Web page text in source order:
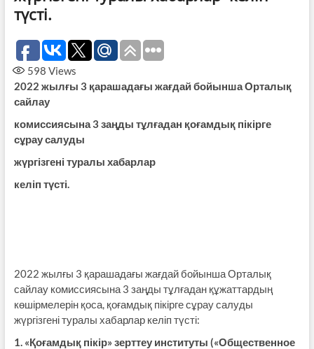
түсті.
598 Views
2022 жылғы 3 қарашадағы жағдай бойынша Орталық
сайлау
комиссиясына 3 заңды тұлғадан қоғамдық пікірге
сұрау салуды
жүргізгені туралы хабарлар
келіп түсті.
2022 жылғы 3 қарашадағы жағдай бойынша Орталық
сайлау комиссиясына 3 заңды тұлғадан құжаттардың
көшірмелерін қоса, қоғамдық пікірге сұрау салуды
жүргізгені туралы хабарлар келіп түсті:
1. «Қоғамдық пікір» зерттеу институты («Общественное